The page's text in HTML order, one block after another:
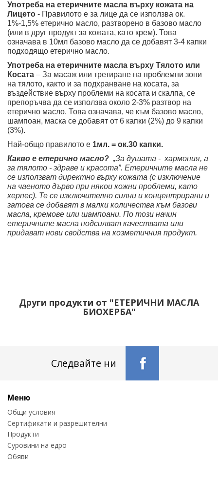
Употреба на етеричните масла върху кожата на
Лицето - Правилото е за лице да се използва ок.
1%-1,5% етерично масло, разтворено в базово масло
(или в друг продукт за кожата, като крем). Това
означава в 10мл базово масло да се добавят 3-4 капки
подходящо етерично масло.
Употреба на етеричните масла върху Тялото или
Косата – За масаж или третиране на проблемни зони
на тялото, както и за подхранване на косата, за
въздействие върху проблеми на косата и скалпа, се
препоръчва да се използва около 2-3% разтвор на
етерично масло. Това означава, че към базово масло,
шампоан, маска се добавят от 6 капки (2%) до 9 капки
(3%).
Най-общо правилото е 1мл. = ок.30 капки.
Какво е етерично масло? „За душата - хармония, а
за тялото - здраве и красота”. Етеричните масла не
се използват директно върху кожата (с изключение
на чаеното дърво при някои кожни проблеми, като
херпес). Те се изключително силни и концентрирани и
затова се добавят в малки количества към базови
масла, кремове или шампоани. По този начин
етеричните масла подсилват качествата или
придават нови свойства на козметичния продукт.
Други продукти от "ЕТЕРИЧНИ МАСЛА
БИОХЕРБА"
Следвайте ни
Меню
Общи условия
Сертификати и разрешителни
Продукти
Суровини на едро
Обяви